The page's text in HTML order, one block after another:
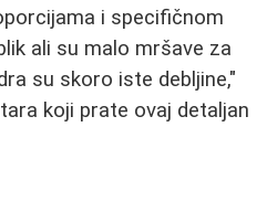
i specifičnom
ali su malo mršave za
su skoro iste debljine,"
koji prate ovaj detaljan